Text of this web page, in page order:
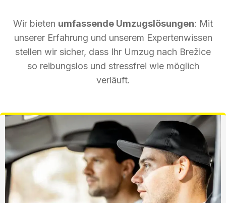
Wir bieten umfassende Umzugslösungen: Mit
unserer Erfahrung und unserem Expertenwissen
stellen wir sicher, dass Ihr Umzug nach Brežice
so reibungslos und stressfrei wie möglich
verläuft.